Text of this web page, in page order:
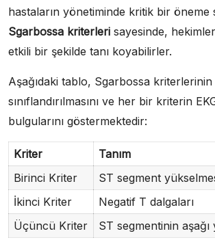
hastaların yönetiminde kritik bir öneme
Sgarbossa kriterleri sayesinde,
etkili bir şekilde tanı koyabilirler.
Aşağıdaki tablo, Sgarbossa kriterlerinin
sınıflandırılmasını ve her bir kriterin
bulgularını göstermektedir:
Kriter
Tanım
Birinci Kriter
ST segment
İkinci Kriter
Negatif T dalgaları
Üçüncü Kriter
ST segmentinin